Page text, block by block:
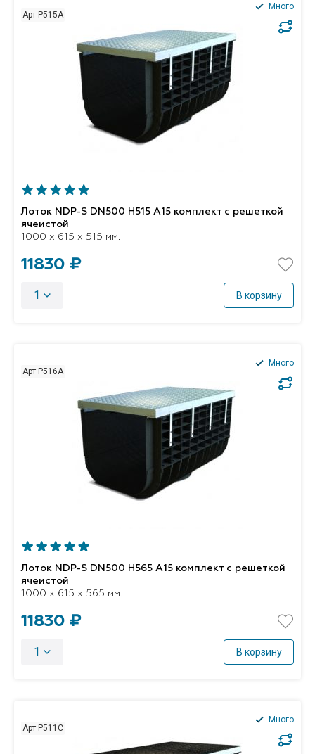
Арт P515А
Много
Лоток NDP-S DN500 H515 А15 комплект с решеткой
ячеистой
1000 x 615 x 515 мм.
11830 ₽
1 В корзину
Арт P516А
Много
Лоток NDP-S DN500 H565 A15 комплект с решеткой
ячеистой
1000 x 615 x 565 мм.
11830 ₽
1 В корзину
Арт P511C
Много